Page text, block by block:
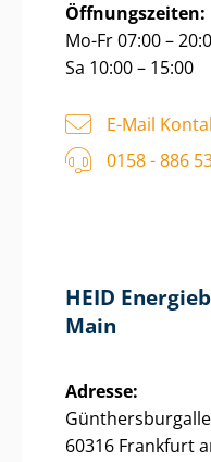
Öffnungszeiten:
Mo-Fr 07:00 –
Sa 10:00 – 15:00
E-Mail
0158 - 886
HEID
Main
Adresse:
60316 Frankfurt